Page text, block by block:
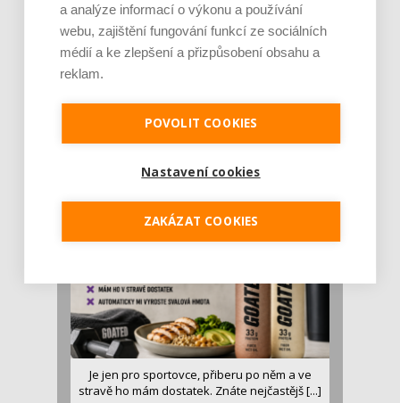
Rajčata, borůvky nebo ořechy. Potraviny,
které v létě pomáhají hormonům a ulevuj [...]
Léto je ideálním časem dopřát hormonům
luštěniny jsou práv...
Je jen pro sportovce, přiberu po něm a ve
stravě ho mám dostatek. Znáte nejčastějš [...]
a analýze informací o výkonu a používání
webu, zajištění fungování funkcí ze sociálních
médií a ke zlepšení a přizpůsobení obsahu a
reklam.
POVOLIT COOKIES
Nastavení cookies
ZAKÁZAT COOKIES